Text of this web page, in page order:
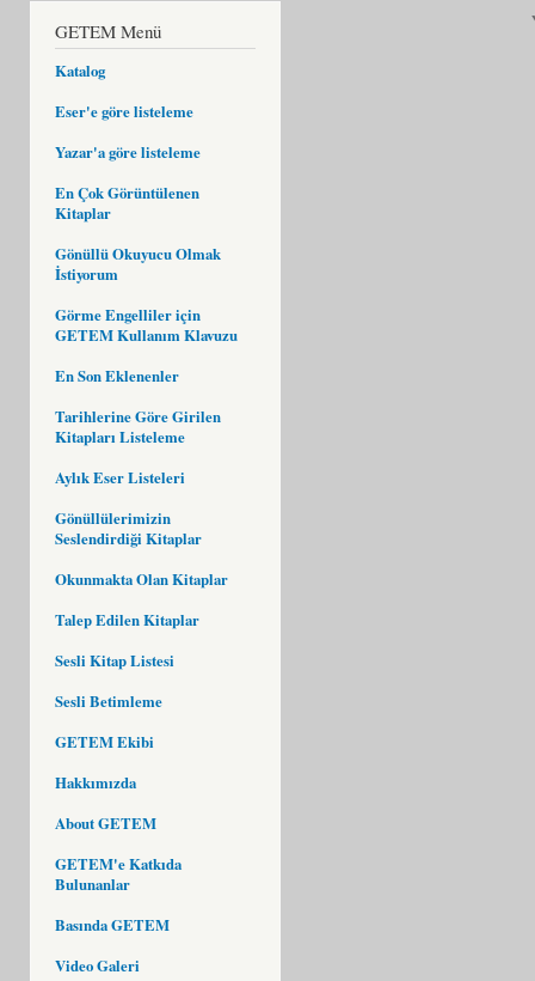
GETEM Menü
Katalog
Eser'e göre listeleme
Yazar'a göre listeleme
En Çok Görüntülenen
Kitaplar
Gönüllü Okuyucu Olmak
İstiyorum
Görme Engelliler için
GETEM Kullanım Klavuzu
En Son Eklenenler
Tarihlerine Göre Girilen
Kitapları Listeleme
Aylık Eser Listeleri
Gönüllülerimizin
Seslendirdiği Kitaplar
Okunmakta Olan Kitaplar
Talep Edilen Kitaplar
Sesli Kitap Listesi
Sesli Betimleme
GETEM Ekibi
Hakkımızda
About GETEM
GETEM'e Katkıda
Bulunanlar
Basında GETEM
Video Galeri